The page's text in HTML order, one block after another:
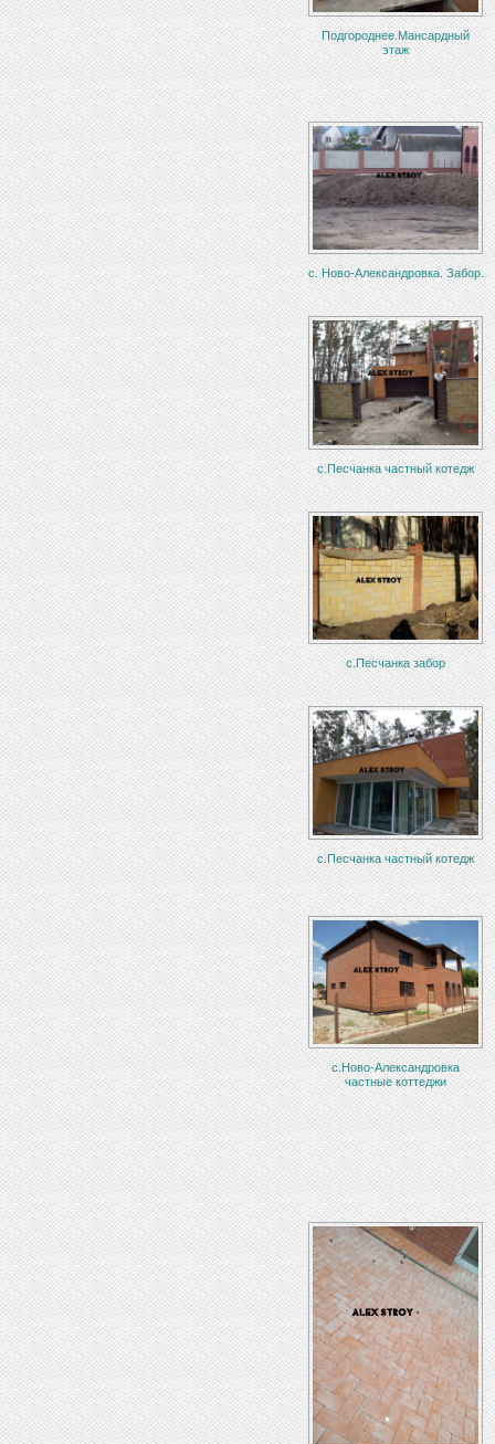
Подгороднее.Мансардный
этаж
с. Ново-Александровка. Забор.
с.Песчанка частный котедж
с.Песчанка забор
с.Песчанка частный котедж
с.Ново-Александровка
частные коттеджи